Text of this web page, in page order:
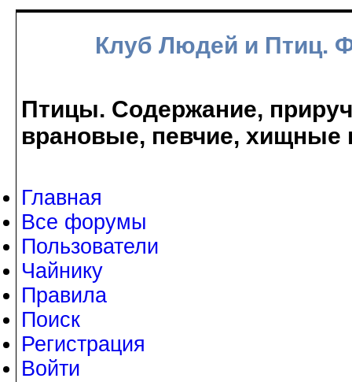
Клуб Людей и Птиц.
Птицы. Содержание,
врановые, певчие, хищные
Главная
Все форумы
Пользователи
Чайнику
Правила
Поиск
Регистрация
Войти